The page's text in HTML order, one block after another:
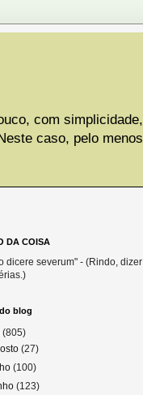
com simplicidade,
caso, pelo menos
DA COISA
dicere severum" - (Rindo, dizer
blog
(805)
(27)
(100)
(123)